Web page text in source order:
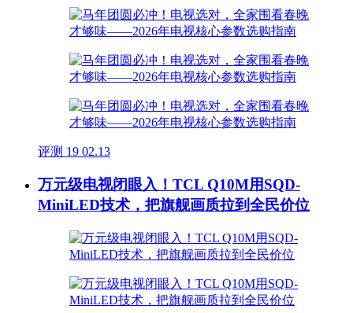
评测 19 02.13
万元级电视闭眼入！TCL Q10M用SQD-
MiniLED技术，把旗舰画质拉到全民价位